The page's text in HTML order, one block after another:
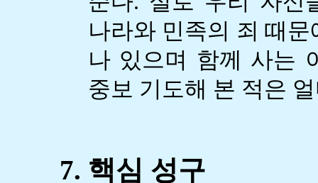
나라와 민족의 죄 때
나 있으며 함께 사는
중보 기도해 본 적은
7. 핵심 성구